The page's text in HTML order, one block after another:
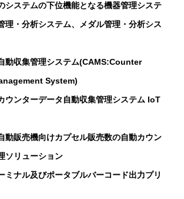
システムの下位機能となる機器管理システ
理・分析システム、メダル管理・分析シス
動収集管理システム(CAMS:Counter
System)
ウンターデータ自動収集管理システム IoT
動販売機向けカプセル販売数の自動カウン
ソリューション
ミナル及びポータブルバーコード出力プリ